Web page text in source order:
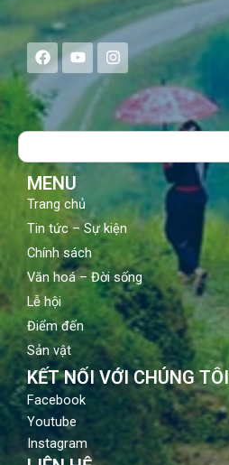
F
a
c
e
b
o
Y
o
u
t
u
b
I
n
s
a
g
Search
MENU
Trang chủ
Tin tức – Sự kiện
Chính sách
Văn hoá – Đời sống
Lễ hội
Điểm đến
Sản vật
KẾT NỐI VỚI CHÚNG TÔI
Facebook
Youtube
Instagram